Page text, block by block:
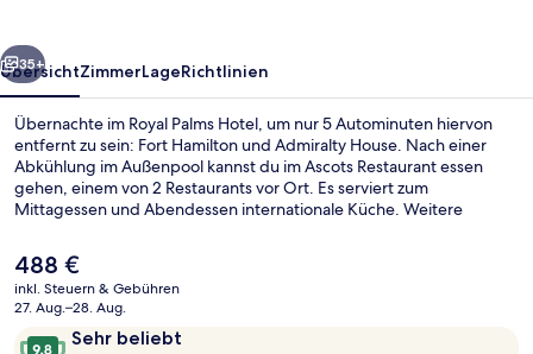
Weiter
35+
ÜbersichtZimmerLageRichtlinien
Übernachte im Royal Palms Hotel, um nur 5 Autominuten hiervon
entfernt zu sein: Fort Hamilton und Admiralty House. Nach einer
Abkühlung im Außenpool kannst du im Ascots Restaurant essen
gehen, einem von 2 Restaurants vor Ort. Es serviert zum
Mittagessen und Abendessen internationale Küche. Weitere
Terrasse sprechen für dieses Hotel im Boutique-Stil. Andere
Reisende mögen das hilfsbereite Personal und den allgemeinen
Zustand der Unterkunft.
Der
aktuelle
Preis
488 €.
488 €
inkl. Steuern & Gebühren
27. Aug.–28. Aug.
Bewertungen
Sehr beliebt
9,8